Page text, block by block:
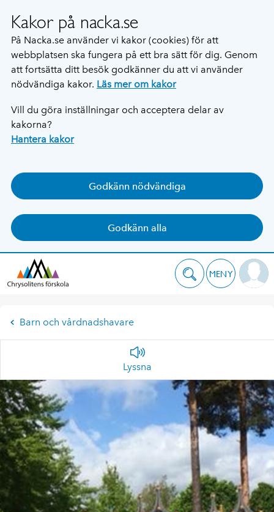
Kakor på nacka.se
På Nacka.se använder vi kakor (cookies) för att
webbplatsen ska fungera på ett bra sätt för dig. Genom
att fortsätta ditt besök godkänner du att vi använder
nödvändiga kakor. Läs mer om kakor
Vill du göra inställningar och acceptera delar av
kakorna?
Hantera kakor
Godkänn nödvändiga
Godkänn alla
MENY
Barn och vårdnadshavare
Lyssna